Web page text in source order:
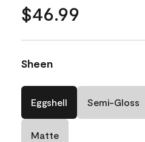
$46.99
Sheen
Eggshell Semi-Gloss
Matte